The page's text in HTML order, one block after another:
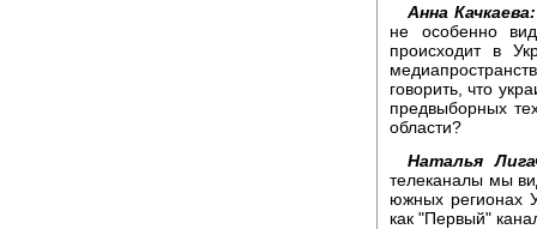
Анна Качкаева:
не особенно
происходит в
говорить, что
предвыборных
области?
Наталья
телеканалы мы
южных регионах
как "Первый"